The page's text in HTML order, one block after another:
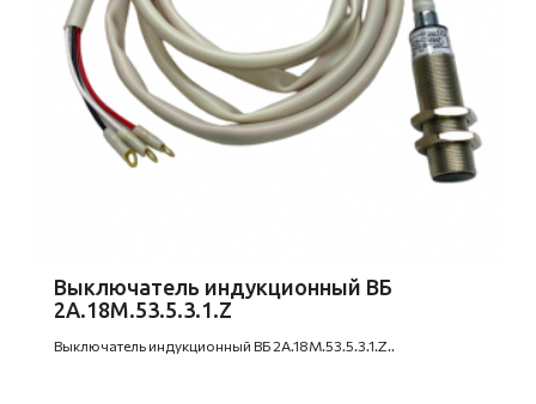
Выключатель индукционный ВБ
2А.18М.53.5.3.1.Z
Выключатель индукционный ВБ 2А.18М.53.5.3.1.Z..